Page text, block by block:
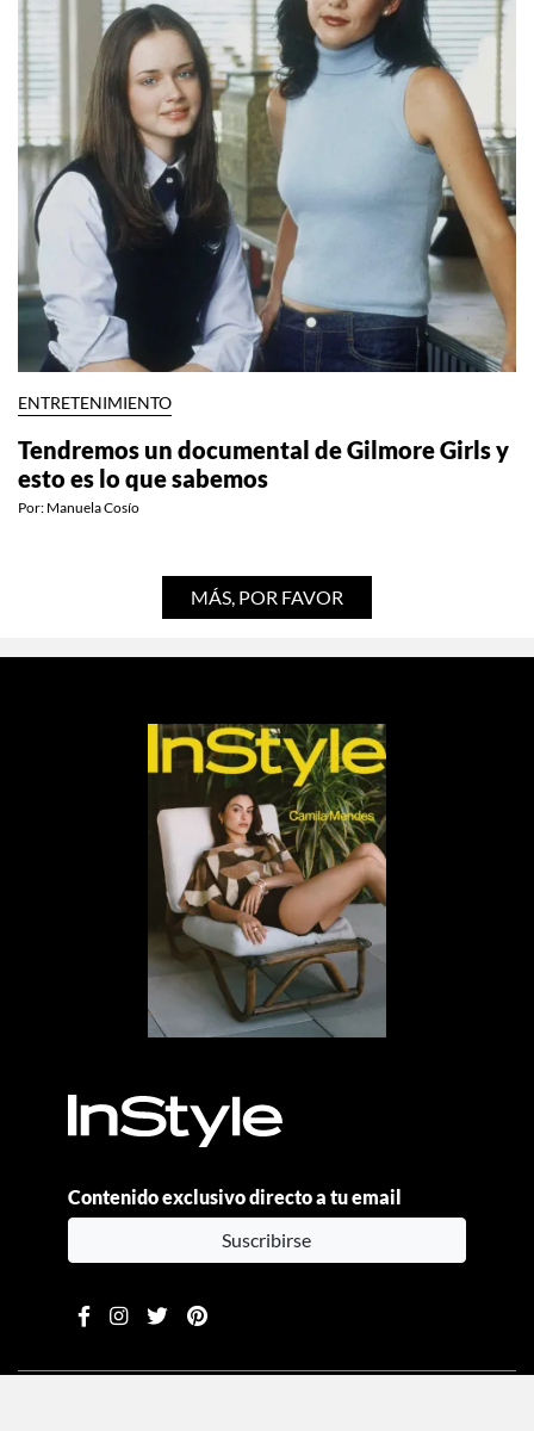
ENTRETENIMIENTO
Tendremos un documental de Gilmore Girls y
esto es lo que sabemos
Por: Manuela Cosío
MÁS, POR FAVOR
Contenido exclusivo directo a tu email
Suscribirse